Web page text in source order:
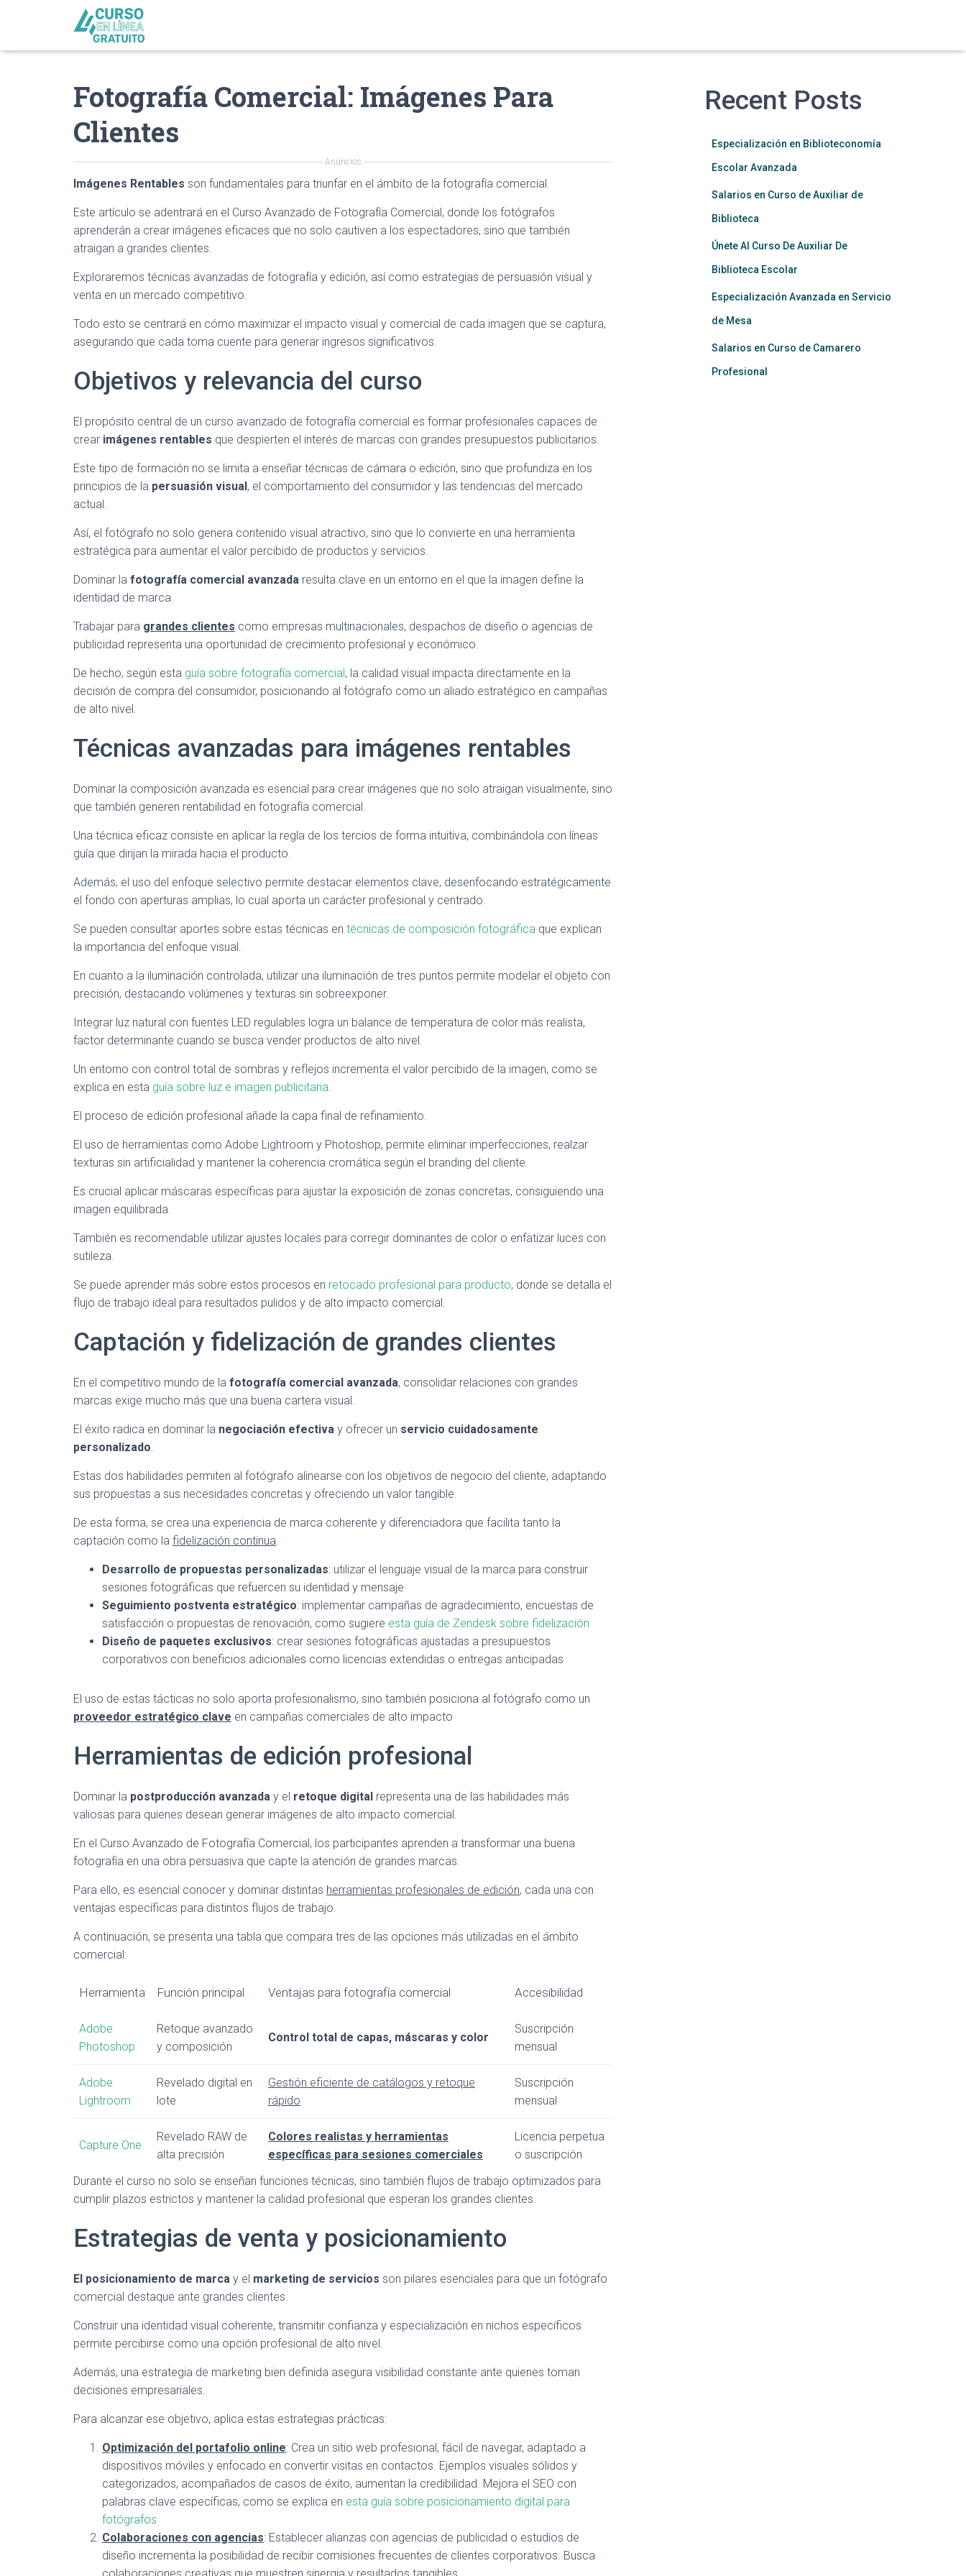
Fotografía Comercial: Imágenes Para
Clientes
Anúncios
Imágenes Rentables son fundamentales para triunfar en el ámbito de la fotografía comercial.
Este artículo se adentrará en el Curso Avanzado de Fotografía Comercial, donde los fotógrafos
aprenderán a crear imágenes eficaces que no solo cautiven a los espectadores, sino que también
atraigan a grandes clientes.
Exploraremos técnicas avanzadas de fotografía y edición, así como estrategias de persuasión visual y
venta en un mercado competitivo.
Todo esto se centrará en cómo maximizar el impacto visual y comercial de cada imagen que se captura,
asegurando que cada toma cuente para generar ingresos significativos.
Objetivos y relevancia del curso
El propósito central de un curso avanzado de fotografía comercial es formar profesionales capaces de
crear imágenes rentables que despierten el interés de marcas con grandes presupuestos publicitarios.
Este tipo de formación no se limita a enseñar técnicas de cámara o edición, sino que profundiza en los
principios de la persuasión visual, el comportamiento del consumidor y las tendencias del mercado
actual.
Así, el fotógrafo no solo genera contenido visual atractivo, sino que lo convierte en una herramienta
estratégica para aumentar el valor percibido de productos y servicios.
Dominar la fotografía comercial avanzada resulta clave en un entorno en el que la imagen define la
identidad de marca.
Trabajar para grandes clientes como empresas multinacionales, despachos de diseño o agencias de
publicidad representa una oportunidad de crecimiento profesional y económico.
De hecho, según esta guía sobre fotografía comercial, la calidad visual impacta directamente en la
decisión de compra del consumidor, posicionando al fotógrafo como un aliado estratégico en campañas
de alto nivel.
Técnicas avanzadas para imágenes rentables
Dominar la composición avanzada es esencial para crear imágenes que no solo atraigan visualmente, sino
que también generen rentabilidad en fotografía comercial.
Una técnica eficaz consiste en aplicar la regla de los tercios de forma intuitiva, combinándola con líneas
guía que dirijan la mirada hacia el producto.
Además, el uso del enfoque selectivo permite destacar elementos clave, desenfocando estratégicamente
el fondo con aperturas amplias, lo cual aporta un carácter profesional y centrado.
Se pueden consultar aportes sobre estas técnicas en técnicas de composición fotográfica que explican
la importancia del enfoque visual.
En cuanto a la iluminación controlada, utilizar una iluminación de tres puntos permite modelar el objeto con
precisión, destacando volúmenes y texturas sin sobreexponer.
Integrar luz natural con fuentes LED regulables logra un balance de temperatura de color más realista,
factor determinante cuando se busca vender productos de alto nivel.
Un entorno con control total de sombras y reflejos incrementa el valor percibido de la imagen, como se
explica en esta guía sobre luz e imagen publicitaria.
El proceso de edición profesional añade la capa final de refinamiento.
El uso de herramientas como Adobe Lightroom y Photoshop, permite eliminar imperfecciones, realzar
texturas sin artificialidad y mantener la coherencia cromática según el branding del cliente.
Es crucial aplicar máscaras específicas para ajustar la exposición de zonas concretas, consiguiendo una
imagen equilibrada.
También es recomendable utilizar ajustes locales para corregir dominantes de color o enfatizar luces con
sutileza.
Se puede aprender más sobre estos procesos en retocado profesional para producto, donde se detalla el
flujo de trabajo ideal para resultados pulidos y de alto impacto comercial.
Captación y fidelización de grandes clientes
En el competitivo mundo de la fotografía comercial avanzada, consolidar relaciones con grandes
marcas exige mucho más que una buena cartera visual.
El éxito radica en dominar la negociación efectiva y ofrecer un servicio cuidadosamente
personalizado.
Estas dos habilidades permiten al fotógrafo alinearse con los objetivos de negocio del cliente, adaptando
sus propuestas a sus necesidades concretas y ofreciendo un valor tangible.
De esta forma, se crea una experiencia de marca coherente y diferenciadora que facilita tanto la
captación como la fidelización continua.
Desarrollo de propuestas personalizadas: utilizar el lenguaje visual de la marca para construir
sesiones fotográficas que refuercen su identidad y mensaje
Seguimiento postventa estratégico: implementar campañas de agradecimiento, encuestas de
satisfacción o propuestas de renovación, como sugiere esta guía de Zendesk sobre fidelización
Diseño de paquetes exclusivos: crear sesiones fotográficas ajustadas a presupuestos
corporativos con beneficios adicionales como licencias extendidas o entregas anticipadas
El uso de estas tácticas no solo aporta profesionalismo, sino también posiciona al fotógrafo como un
proveedor estratégico clave en campañas comerciales de alto impacto
Herramientas de edición profesional
Dominar la postproducción avanzada y el retoque digital representa una de las habilidades más
valiosas para quienes desean generar imágenes de alto impacto comercial.
En el Curso Avanzado de Fotografía Comercial, los participantes aprenden a transformar una buena
fotografía en una obra persuasiva que capte la atención de grandes marcas.
Para ello, es esencial conocer y dominar distintas herramientas profesionales de edición, cada una con
ventajas específicas para distintos flujos de trabajo.
A continuación, se presenta una tabla que compara tres de las opciones más utilizadas en el ámbito
comercial:
Herramienta Función principal Ventajas para fotografía comercial Accesibilidad
Adobe
Photoshop
Retoque avanzado
y composición
Control total de capas, máscaras y color
Suscripción
mensual
Adobe
Lightroom
Revelado digital en
lote
Gestión eficiente de catálogos y retoque
rápido
Suscripción
mensual
Capture One
Revelado RAW de
alta precisión
Colores realistas y herramientas
específicas para sesiones comerciales
Licencia perpetua
o suscripción
Durante el curso no solo se enseñan funciones técnicas, sino también flujos de trabajo optimizados para
cumplir plazos estrictos y mantener la calidad profesional que esperan los grandes clientes.
Estrategias de venta y posicionamiento
El posicionamiento de marca y el marketing de servicios son pilares esenciales para que un fotógrafo
comercial destaque ante grandes clientes.
Construir una identidad visual coherente, transmitir confianza y especialización en nichos específicos
permite percibirse como una opción profesional de alto nivel.
Además, una estrategia de marketing bien definida asegura visibilidad constante ante quienes toman
decisiones empresariales.
Para alcanzar ese objetivo, aplica estas estrategias prácticas:
Optimización del portafolio online: Crea un sitio web profesional, fácil de navegar, adaptado a
dispositivos móviles y enfocado en convertir visitas en contactos. Ejemplos visuales sólidos y
categorizados, acompañados de casos de éxito, aumentan la credibilidad. Mejora el SEO con
palabras clave específicas, como se explica en esta guía sobre posicionamiento digital para
fotógrafos
Colaboraciones con agencias: Establecer alianzas con agencias de publicidad o estudios de
diseño incrementa la posibilidad de recibir comisiones frecuentes de clientes corporativos. Busca
Recent Posts
Especialización en Biblioteconomía
Escolar Avanzada
Salarios en Curso de Auxiliar de
Biblioteca
Únete Al Curso De Auxiliar De
Biblioteca Escolar
Especialización Avanzada en Servicio
de Mesa
Salarios en Curso de Camarero
Profesional